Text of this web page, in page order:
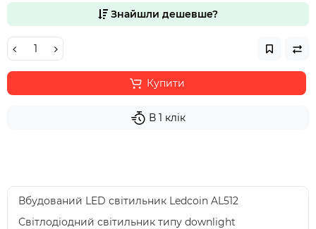
Знайшли дешевше?
Купити
В 1 клік
Вбудований LED світильник Ledcoin AL512
Світлодіодний світильник типу downlight